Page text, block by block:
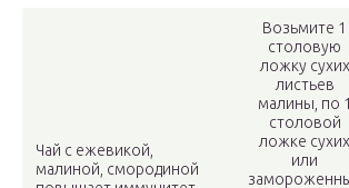
Чай с ежевикой,
малиной, смородиной
Возьмите 1
столовую
ложку сухих
листьев
малины, по 1
столовой
ложке сухих
или